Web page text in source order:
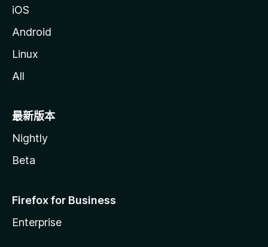
iOS
Android
Linux
All
最新版本
Nightly
Beta
Firefox for Business
Enterprise